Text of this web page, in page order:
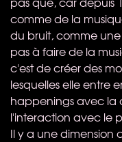
comme de la
du bruit, comme une
pas à faire de la
c'est de créer des
lesquelles elle entre
happenings avec la
l'interaction avec le
Il y a une dimension